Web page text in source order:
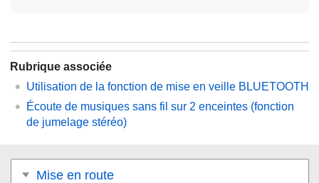
Rubrique associée
Utilisation de la fonction de mise en veille BLUETOOTH
Écoute de musiques sans fil sur 2 enceintes (fonction
de jumelage stéréo)
Mise en route